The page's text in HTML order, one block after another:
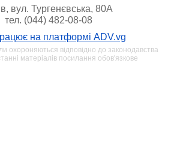
вул. Тургенєвська, 80А
тел. (044) 482-08-08
на платформі ADV.vg
охороняються відповідно до законодавства
матеріалів посилання обов'язкове